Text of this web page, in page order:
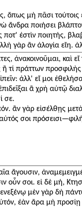
ὅπως μὴ πᾶσι τούτοις
ἄνδρα ποιήσει
ἐστὶν ποιητής,
γὰρ ἂν ἀλογία εἴη.
ἀνακοινοῦμαι, καὶ
τί πράττων προσφιλὴς
ἀλλ' εἴ μοι
ἃ χρὴ αὐτῷ
σε.
ἂν γὰρ εἰσέλθῃς
αὐτός σοι
ἄγουσιν,
οὖν σοι. εἰ δὲ μή,
μὲν γὰρ δὴ
ἐὰν ἄρα μὴ προσίῃ